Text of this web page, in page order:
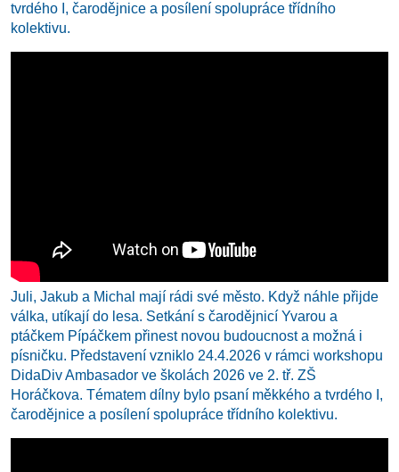
tvrdého I, čarodějnice a posílení spolupráce třídního
kolektivu.
Juli, Jakub a Michal mají rádi své město. Když náhle přijde
válka, utíkají do lesa. Setkání s čarodějnicí Yvarou a
ptáčkem Pípáčkem přinest novou budoucnost a možná i
písničku. Představení vzniklo 24.4.2026 v rámci workshopu
DidaDiv Ambasador ve školách 2026 ve 2. tř. ZŠ
Horáčkova. Tématem dílny bylo psaní měkkého a tvrdého I,
čarodějnice a posílení spolupráce třídního kolektivu.